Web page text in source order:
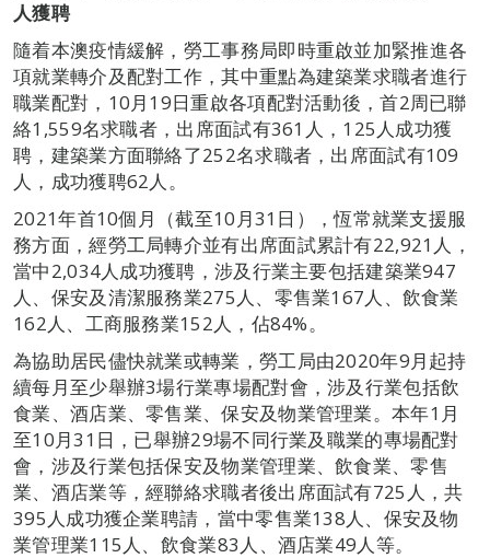
人獲聘
隨着本澳疫情緩解，勞工事務局即時重啟並加緊推進各
項就業轉介及配對工作，其中重點為建築業求職者進行
職業配對，10月19日重啟各項配對活動後，首2周已聯
絡1,559名求職者，出席面試有361人，125人成功獲
聘，建築業方面聯絡了252名求職者，出席面試有109
人，成功獲聘62人。
2021年首10個月（截至10月31日），恆常就業支援服
務方面，經勞工局轉介並有出席面試累計有22,921人，
當中2,034人成功獲聘，涉及行業主要包括建築業947
人、保安及清潔服務業275人、零售業167人、飲食業
162人、工商服務業152人，佔84%。
為協助居民儘快就業或轉業，勞工局由2020年9月起持
續每月至少舉辦3場行業專場配對會，涉及行業包括飲
食業、酒店業、零售業、保安及物業管理業。本年1月
至10月31日，已舉辦29場不同行業及職業的專場配對
會，涉及行業包括保安及物業管理業、飲食業、零售
業、酒店業等，經聯絡求職者後出席面試有725人，共
395人成功獲企業聘請，當中零售業138人、保安及物
業管理業115人、飲食業83人、酒店業49人等。